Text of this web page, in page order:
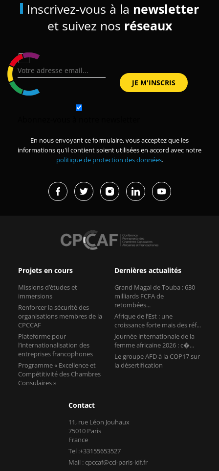
Inscrivez-vous à la newsletter
et suivez nos réseaux
En nous envoyant ce formulaire, vous acceptez que les
informations qu'il contient soient utilisées en accord avec notre
politique de protection des données.
Projets en cours
Missions d’études et
immersions
Renforcer la sécurité des
organisations membres de la
CPCCAF
Plateforme pour
l’internationalisation des
entreprises francophones
Programme « Excellence et
Compétitivité des Chambres
Consulaires »
Dernières actualités
Grand Magal de Touba : 630
milliards FCFA de
retombées...
Afrique de l’Est : une
croissance forte mais des réf...
Journée internationale de la
femme africaine 2026 : c�...
Le groupe AFD à la COP17 sur
la désertification
Contact
11, rue Léon Jouhaux
75010 Paris
France
Tel :+33155653527
Mail : cpccaf@cci-paris-idf.fr